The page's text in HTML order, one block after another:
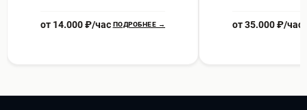
от 14.000 ₽/час ПОДРОБНЕЕ → от 35.000 ₽/час